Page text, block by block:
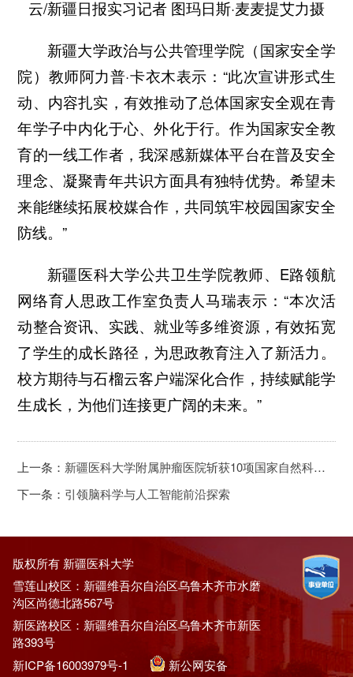
云/新疆日报实习记者 图玛日斯·麦麦提艾力摄
新疆大学政治与公共管理学院（国家安全学
院）教师阿力普·卡衣木表示：“此次宣讲形式生
动、内容扎实，有效推动了总体国家安全观在青
年学子中内化于心、外化于行。作为国家安全教
育的一线工作者，我深感新媒体平台在普及安全
理念、凝聚青年共识方面具有独特优势。希望未
来能继续拓展校媒合作，共同筑牢校园国家安全
防线。”
新疆医科大学公共卫生学院教师、E路领航
网络育人思政工作室负责人马瑞表示：“本次活
动整合资讯、实践、就业等多维资源，有效拓宽
了学生的成长路径，为思政教育注入了新活力。
校方期待与石榴云客户端深化合作，持续赋能学
生成长，为他们连接更广阔的未来。”
上一条： 新疆医科大学附属肿瘤医院斩获10项国家自然科学基金背后的故事
下一条： 引领脑科学与人工智能前沿探索
版权所有 新疆医科大学
雪莲山校区：新疆维吾尔自治区乌鲁木齐市水磨
沟区尚德北路567号
新医路校区：新疆维吾尔自治区乌鲁木齐市新医
路393号
新ICP备16003979号-1
新公网安备